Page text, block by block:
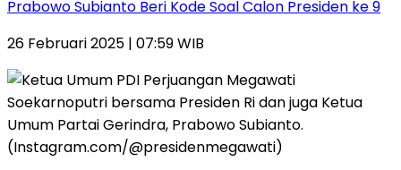
Prabowo Subianto Beri Kode Soal Calon Presiden ke 9
26 Februari 2025 | 07:59 WIB